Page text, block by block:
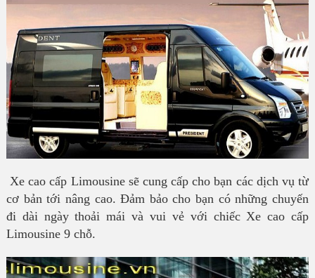
Xe cao cấp Limousine sẽ cung cấp cho bạn các dịch vụ từ
cơ bản tới nâng cao. Đảm bảo cho bạn có những chuyến
đi dài ngày thoải mái và vui vẻ với chiếc Xe cao cấp
Limousine 9 chỗ.